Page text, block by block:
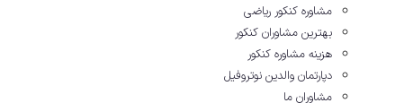
مشاوره کنکور ریاضی
بهترین مشاوران کنکور
هزینه مشاوره کنکور
دپارتمان والدین نوتروفیل
مشاوران ما